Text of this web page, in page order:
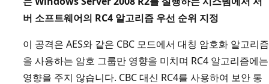
버 소프트웨어의 RC4 알고리즘 우선 순위 지정
이 공격은 AES와 같은 CBC 모드에서 대칭 암호화 알고리즘
을 사용하는 암호 그룹만 영향을 미치며 RC4 알고리즘에는
영향을 주지 않습니다. CBC 대신 RC4를 사용하여 보안 통